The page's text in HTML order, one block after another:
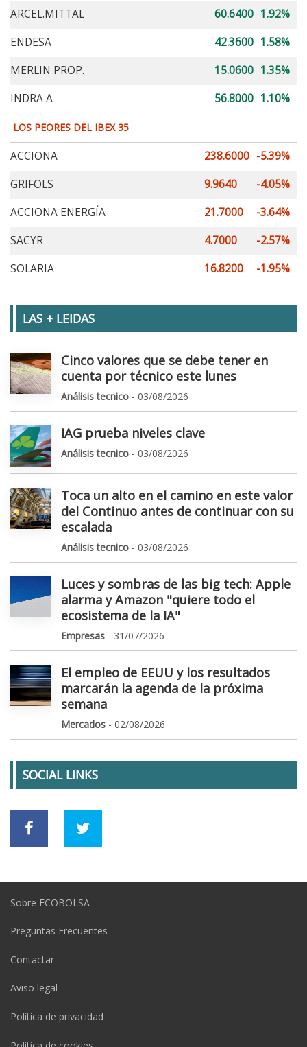
ARCEL.MITTAL
60.6400 1.92%
ENDESA
42.3600 1.58%
MERLIN PROP.
15.0600 1.35%
INDRA A
56.8000 1.10%
LOS PEORES DEL IBEX 35
ACCIONA 238.6000 -5.39%
GRIFOLS
9.9640
-4.05%
ACCIONA ENERGÍA
21.7000
-3.64%
SACYR
4.7000
-2.57%
SOLARIA
16.8200 -1.95%
LAS + LEIDAS
Cinco valores que se debe tener en
cuenta por técnico este lunes
Análisis tecnico - 03/08/2026
IAG prueba niveles clave
Análisis tecnico - 03/08/2026
Toca un alto en el camino en este valor
del Continuo antes de continuar con su
escalada
Análisis tecnico - 03/08/2026
Luces y sombras de las big tech: Apple
alarma y Amazon "quiere todo el
ecosistema de la IA"
Empresas - 31/07/2026
El empleo de EEUU y los resultados
marcarán la agenda de la próxima
semana
Mercados - 02/08/2026
SOCIAL LINKS
Sobre ECOBOLSA
Preguntas Frecuentes
Contactar
Aviso legal
Política de privacidad